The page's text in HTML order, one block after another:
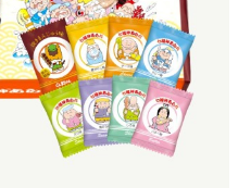
法人様 ご相談窓口
お問い合わせ